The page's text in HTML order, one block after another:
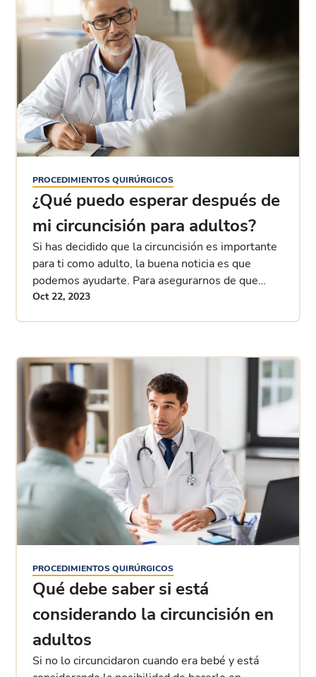
PROCEDIMIENTOS QUIRÚRGICOS
¿Qué puedo esperar después de
mi circuncisión para adultos?
Si has decidido que la circuncisión es importante
para ti como adulto, la buena noticia es que
podemos ayudarte. Para asegurarnos de que
entiendes el procedimiento, exploramos
Oct 22, 2023
PROCEDIMIENTOS QUIRÚRGICOS
Qué debe saber si está
considerando la circuncisión en
adultos
Si no lo circuncidaron cuando era bebé y está